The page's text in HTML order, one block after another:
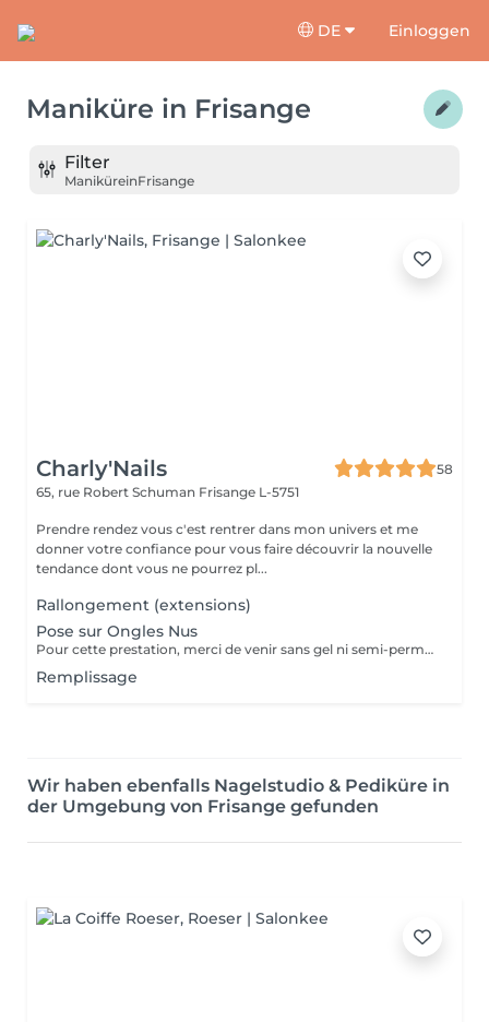
DE Einloggen
Maniküre in Frisange
Filter
ManiküreinFrisange
Charly'Nails
58
65, rue Robert Schuman Frisange L-5751
Prendre rendez vous c'est rentrer dans mon univers et me
donner votre confiance pour vous faire découvrir la nouvelle
tendance dont vous ne pourrez pl...
Rallongement (extensions)
Pose sur Ongles Nus
Pour cette prestation, merci de venir sans gel ni semi-permanent sur vos ongles
Remplissage
Wir haben ebenfalls Nagelstudio & Pediküre in
der Umgebung von Frisange gefunden